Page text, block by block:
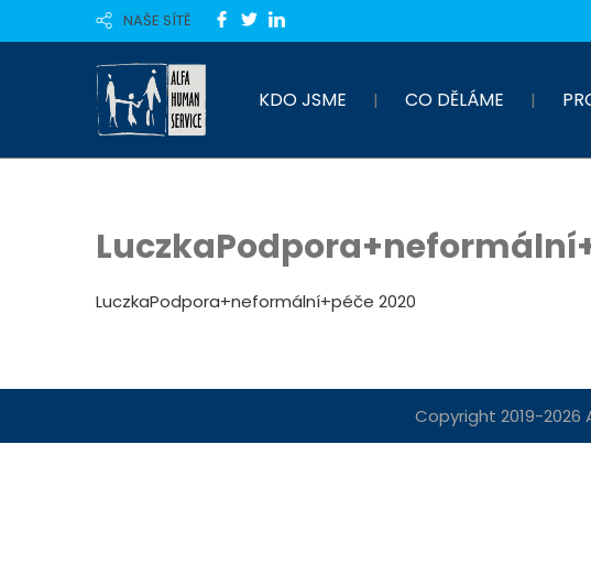
NAŠE SÍTĚ
KDO JSME CO DĚLÁME
LuczkaPodpora+neformální+péče 2020
Copyright 2019-2026